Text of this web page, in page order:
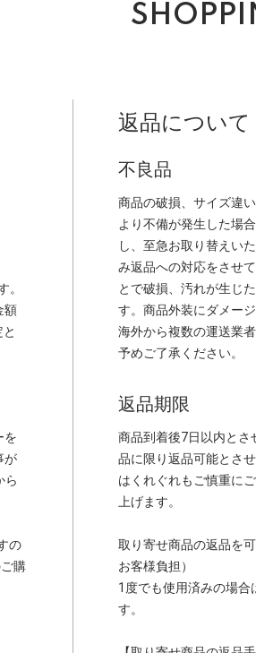
。
額
を
が
ら
の
購
返品について
不良品
商品の破損、サイズ違
より不備が発生した場
し、至急お取り替えい
み返品への対応をさせ
とで破損、汚れが生じ
す。商品外装にダメー
海外から複数の運送業
予めご了承ください。
返品期限
商品到着後7日以内とさ
品に限り返品可能とさ
はくれぐれもご慎重に
上げます。
取り寄せ商品の返品を
お客様負担）
1度でも使用済みの場合
す。